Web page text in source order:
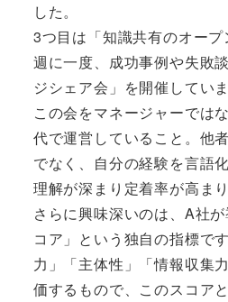
した。
3つ目は「知識共有のオー
週に一度、成功事例や失敗
ジシェア会」を開催してい
この会をマネージャーでは
代で運営していること。他
でなく、自分の経験を言語
理解が深まり定着率が高まり
さらに興味深いのは、A社
コア」という独自の指標で
力」「主体性」「情報収集
価するもので、このスコア